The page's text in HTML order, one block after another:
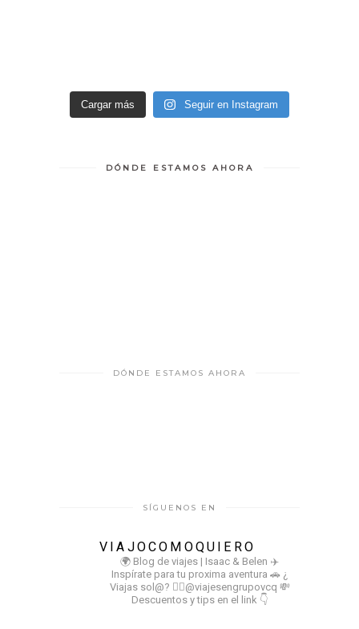
Cargar más Seguir en Instagram
DÓNDE ESTAMOS AHORA
DÓNDE ESTAMOS AHORA
SÍGUENOS EN
VIAJOCOMOQUIERO
🌍 Blog de viajes | Isaac & Belen ✈️
Inspírate para tu proxima aventura 🚗 ¿
Viajas sol@? 👉🏻@viajesengrupovcq 💸
Descuentos y tips en el link 👇